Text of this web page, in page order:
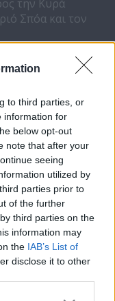
to third parties, or
information for
below opt-out
note that after your
seeing
utilized by
parties prior to
of the further
third parties on the
information may
the IAB’s List of
disclose it to other
την Κυρά
Σπόα και τον
εξερεύνηση της
και στο τρίτο
Αρχοντούλα, που
στη συνέχεια
σύμβολο της
ξεκινούν με
και τον
τοπία γεμάτα
Διαφάνι για
ξανά
και τα
κορυφή του
και τελικό